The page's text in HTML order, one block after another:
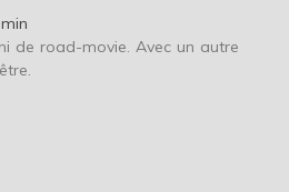
de road-movie. Avec un autre